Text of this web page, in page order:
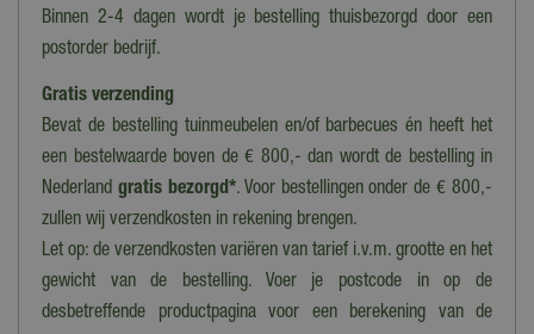
Collectie
Lemax overig
Binnen 2-4 dagen wordt je bestelling thuisbezorgd door een
postorder bedrijf.
Gratis verzending
Bevat de bestelling tuinmeubelen en/of barbecues én heeft het
een bestelwaarde boven de € 800,- dan wordt de bestelling in
Nederland gratis bezorgd*. Voor bestellingen onder de € 800,-
zullen wij verzendkosten in rekening brengen.
Let op: de verzendkosten variëren van tarief i.v.m. grootte en het
gewicht van de bestelling. Voer je postcode in op de
desbetreffende productpagina voor een berekening van de